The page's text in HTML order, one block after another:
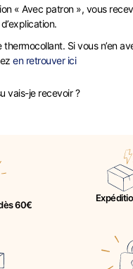
« Avec patron », vous
Si vous n’en
en retrouver ici
vais-je recevoir ?
60€